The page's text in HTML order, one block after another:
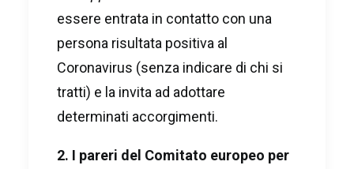
essere entrata in contatto con una
persona risultata positiva al
Coronavirus (senza indicare di chi si
tratti) e la invita ad adottare
determinati accorgimenti.
2. I pareri del Comitato europeo per